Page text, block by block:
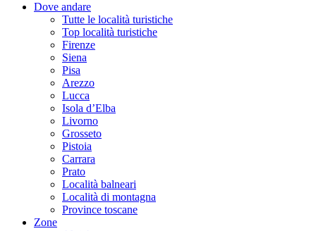
Dove andare
Tutte le località turistiche
Top località turistiche
Firenze
Siena
Pisa
Arezzo
Lucca
Isola d’Elba
Livorno
Grosseto
Pistoia
Carrara
Prato
Località balneari
Località di montagna
Province toscane
Zone